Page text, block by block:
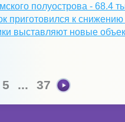
полуострова - 68.4
приготовился к
выставляют новые
5 ... 37